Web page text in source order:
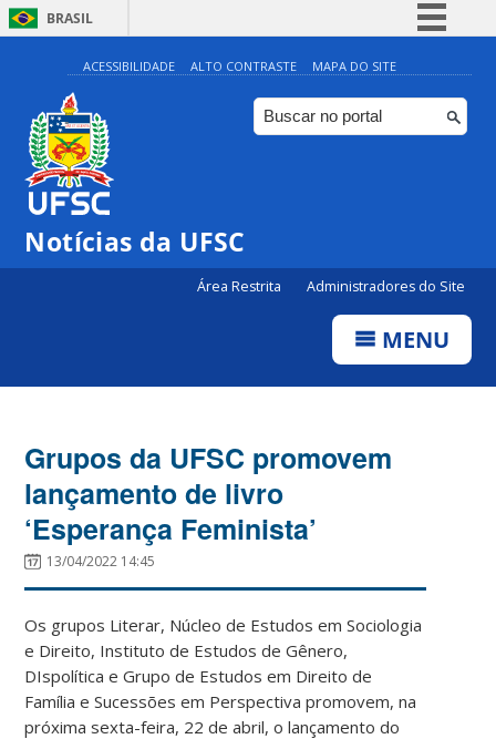
BRASIL
Simplifique!
Comunica BR
Participe
ACESSIBILIDADE ALTO CONTRASTE MAPA DO SITE
Notícias da UFSC
Área Restrita Administradores do Site
MENU
Grupos da UFSC promovem
lançamento de livro
‘Esperança Feminista’
13/04/2022 14:45
Os grupos Literar, Núcleo de Estudos em Sociologia
e Direito, Instituto de Estudos de Gênero,
DIspolítica e Grupo de Estudos em Direito de
Família e Sucessões em Perspectiva promovem, na
próxima sexta-feira, 22 de abril, o lançamento do